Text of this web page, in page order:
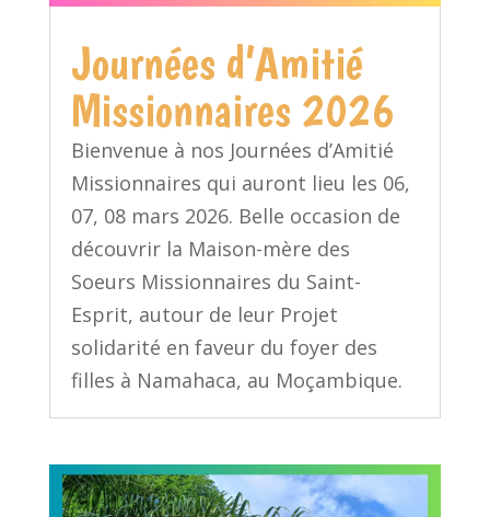
Journées d’Amitié
Missionnaires 2026
Bienvenue à nos Journées d’Amitié
Missionnaires qui auront lieu les 06,
07, 08 mars 2026. Belle occasion de
découvrir la Maison-mère des
Soeurs Missionnaires du Saint-
Esprit, autour de leur Projet
solidarité en faveur du foyer des
filles à Namahaca, au Moçambique.